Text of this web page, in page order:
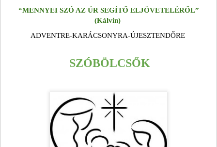
“MENNYEI SZÓ AZ ÚR SEGÍTŐ ELJÖVETELÉRŐL”
(Kálvin)
ADVENTRE-KARÁCSONYRA-ÚJESZTENDŐRE
SZÓBÖLCSŐK